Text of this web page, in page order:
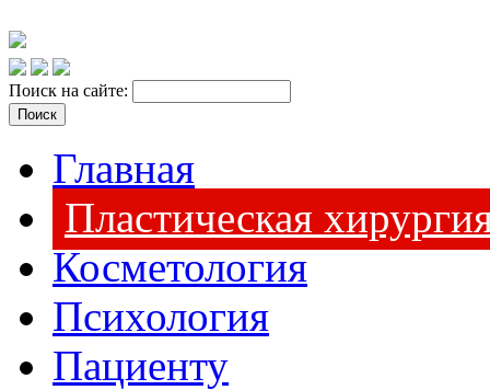
Поиск на сайте:
Главная
Пластическая
Косметология
Психология
Пациенту